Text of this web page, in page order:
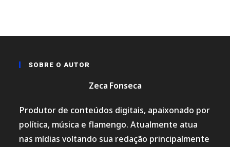
SOBRE O AUTOR
Zeca Fonseca
Produtor de conteúdos digitais, apaixonado por
política, música e flamengo. Atualmente atua
nas mídias voltando sua redação principalmente